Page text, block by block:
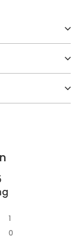
1
0